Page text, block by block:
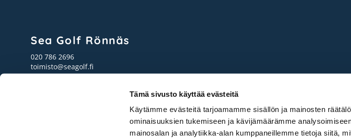
Tämä sivusto käyttää evästeitä
Käytämme evästeitä tarjoamamme sisällön ja mainosten
ominaisuuksien tukemiseen ja kävijämäärämme
mainosalan ja analytiikka-alan kumppaneillemme tietoja siitä,
Sea Golf Rönnäs
020 786 2696
toimisto@seagolf.fi
Ruukinrannantie 4,
| Toiminnanohjausjärjestelmä WiseGolfpowered byWiseNetwork